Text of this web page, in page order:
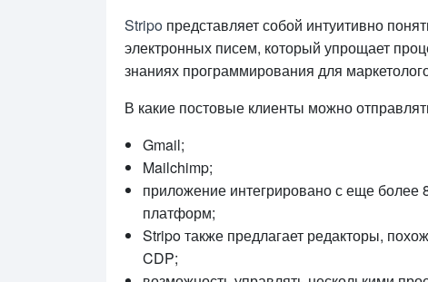
Stripo представляет собой интуитивно
электронных писем, который упрощает
знаниях программирования для
В какие постовые клиенты можно
Gmail;
Mailchimp;
приложение интегрировано с еще более
платформ;
Stripo также предлагает редакторы,
CDP;